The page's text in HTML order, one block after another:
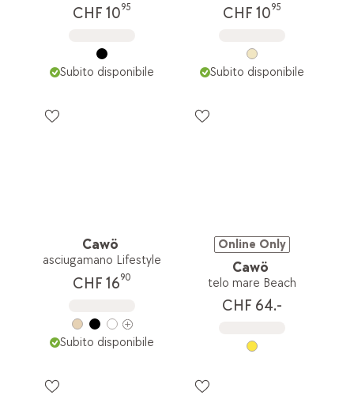
CHF 1095
Subito disponibile
CHF 1095
Subito disponibile
Cawö
asciugamano Lifestyle
CHF 1690
Subito disponibile
Online Only
Cawö
telo mare Beach
CHF 64.-